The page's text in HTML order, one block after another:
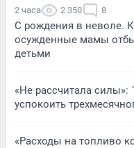
2 часа 2 350 8
С рождения в неволе.
осужденные мамы
детьми
«Не рассчитала силы»:
успокоить
«Расходы на топливо